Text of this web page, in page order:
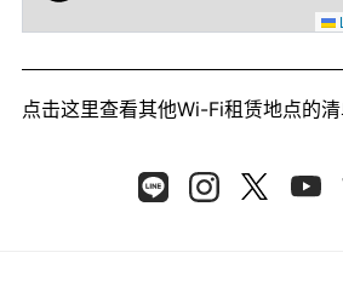
点击这里查看其他Wi-Fi租赁地点的清